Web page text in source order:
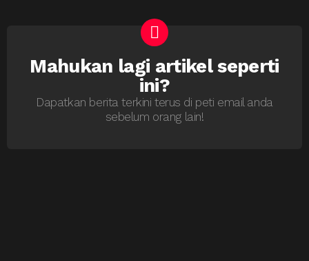
NEWSLETTER
Mahukan lagi artikel seperti
ini?
Dapatkan berita terkini terus di peti email anda
sebelum orang lain!